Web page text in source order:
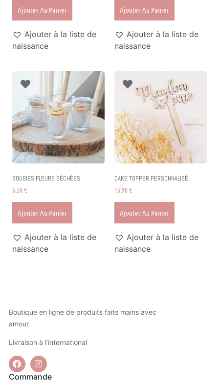
Ajouter Au Panier
Ajouter à la liste de
naissance
Ajouter Au Panier
Ajouter à la liste de
naissance
BOUGIES FLEURS SÉCHÉES
6.50€
Ajouter Au Panier
Ajouter à la liste de
naissance
CAKE TOPPER PERSONNALISÉ
16.90€
Ajouter Au Panier
Ajouter à la liste de
naissance
Boutique en ligne de produits faits mains avec
amour.
Livraison à l’international
Commande